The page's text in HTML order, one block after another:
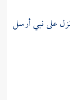
على نبي أرسل